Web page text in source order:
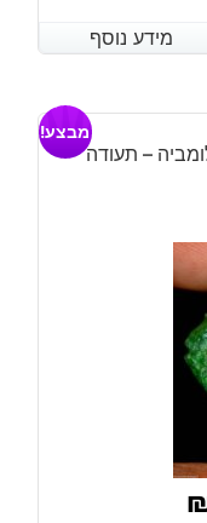
מידע נוסף
מידע נוסף
מבצע!